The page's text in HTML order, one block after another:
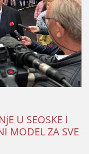
U SEOSKE I
MODEL ZA SVE